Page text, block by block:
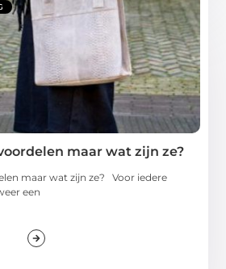
maar wat zijn ze?
maar wat zijn ze? Voor iedere
een